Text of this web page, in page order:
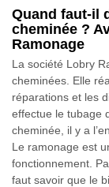
Quand faut-il
cheminée ?
Ramonage
La société Lobry
cheminées. Elle
réparations et les
effectue le tubage
cheminée, il y a
Le ramonage est
fonctionnement.
faut savoir que le